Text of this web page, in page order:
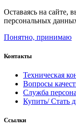
Оставаясь на сайте,
персональных
Понятно, принимаю
Контакты
Техническая
Вопросы
Служба
Купить/ Стать
Ссылки